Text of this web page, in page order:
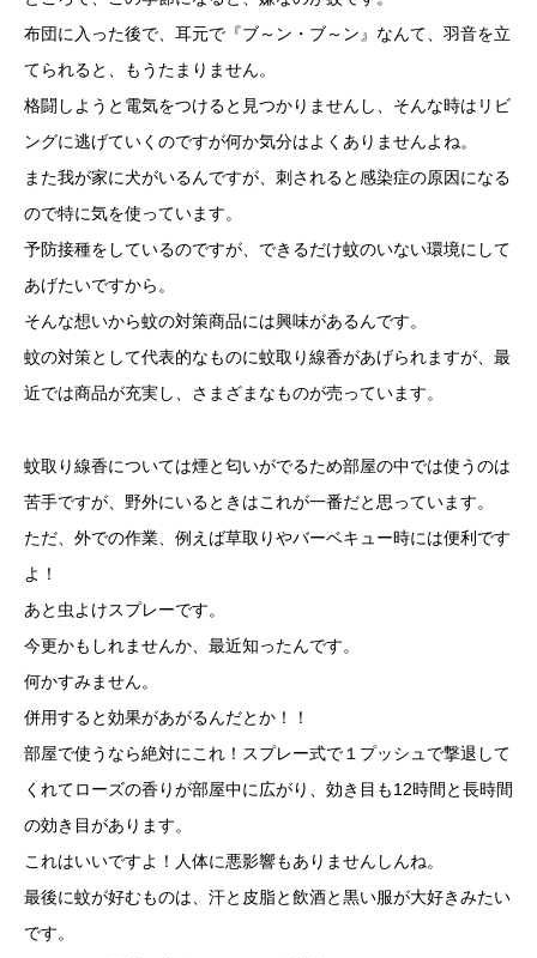
布団に入った後で、耳元で『ブ～ン・ブ～ン』なんて、羽音を立
てられると、もうたまりません。
格闘しようと電気をつけると見つかりませんし、そんな時はリビ
ングに逃げていくのですが何か気分はよくありませんよね。
また我が家に犬がいるんですが、刺されると感染症の原因になる
ので特に気を使っています。
予防接種をしているのですが、できるだけ蚊のいない環境にして
あげたいですから。
そんな想いから蚊の対策商品には興味があるんです。
蚊の対策として代表的なものに蚊取り線香があげられますが、最
近では商品が充実し、さまざまなものが売っています。
蚊取り線香については煙と匂いがでるため部屋の中では使うのは
苦手ですが、野外にいるときはこれが一番だと思っています。
ただ、外での作業、例えば草取りやバーベキュー時には便利です
よ！
あと虫よけスプレーです。
今更かもしれませんか、最近知ったんです。
何かすみません。
併用すると効果があがるんだとか！！
部屋で使うなら絶対にこれ！スプレー式で１プッシュで撃退して
くれてローズの香りが部屋中に広がり、効き目も12時間と長時間
の効き目があります。
これはいいですよ！人体に悪影響もありませんしんね。
最後に蚊が好むものは、汗と皮脂と飲酒と黒い服が大好きみたい
です。